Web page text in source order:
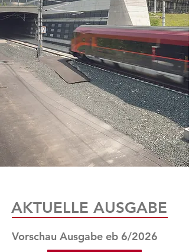
AKTUELLE AUSGABE
Vorschau Ausgabe eb 6/2026